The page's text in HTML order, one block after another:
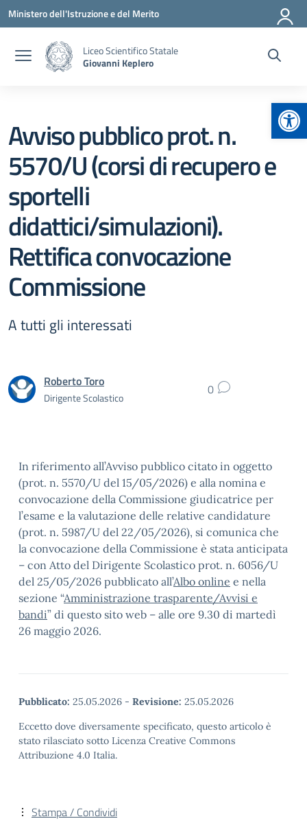
Vai ai contenuti
Vai al menu di navigazione
Vai al footer
Ministero dell'Istruzione e del Merito
Liceo Scientifico Statale
Giovanni Keplero
Avviso pubblico prot. n.
5570/U (corsi di recupero e
sportelli
didattici/simulazioni).
Rettifica convocazione
Commissione
A tutti gli interessati
Roberto Toro
Dirigente Scolastico 0
In riferimento all’Avviso pubblico citato in oggetto
(prot. n. 5570/U del 15/05/2026) e alla nomina e
convocazione della Commissione giudicatrice per
l’esame e la valutazione delle relative candidature
(prot. n. 5987/U del 22/05/2026), si comunica che
la convocazione della Commissione è stata anticipata
– con Atto del Dirigente Scolastico prot. n. 6056/U
del 25/05/2026 pubblicato all’Albo online e nella
sezione “Amministrazione trasparente/Avvisi e
bandi” di questo sito web – alle ore 9.30 di martedì
26 maggio 2026.
Pubblicato: 25.05.2026 - Revisione: 25.05.2026
Eccetto dove diversamente specificato, questo articolo è
stato rilasciato sotto Licenza Creative Commons
Attribuzione 4.0 Italia.
Stampa / Condividi